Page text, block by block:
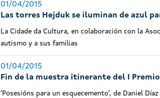
01/04/2015
Las torres Hejduk se iluminan de azul
La Cidade da Cultura, en colaboración con la
autismo y a sus familias
01/04/2015
Fin de la muestra itinerante del I
‘Posesións para un esquecemento', de Daniel